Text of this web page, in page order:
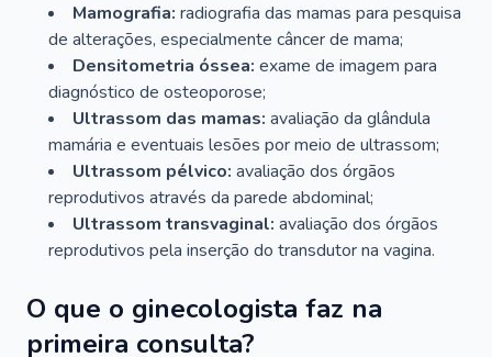
Mamografia: radiografia das mamas para pesquisa
de alterações, especialmente câncer de mama;
Densitometria óssea: exame de imagem para
diagnóstico de osteoporose;
Ultrassom das mamas: avaliação da glândula
mamária e eventuais lesões por meio de ultrassom;
Ultrassom pélvico: avaliação dos órgãos
reprodutivos através da parede abdominal;
Ultrassom transvaginal: avaliação dos órgãos
reprodutivos pela inserção do transdutor na vagina.
O que o ginecologista faz na
primeira consulta?